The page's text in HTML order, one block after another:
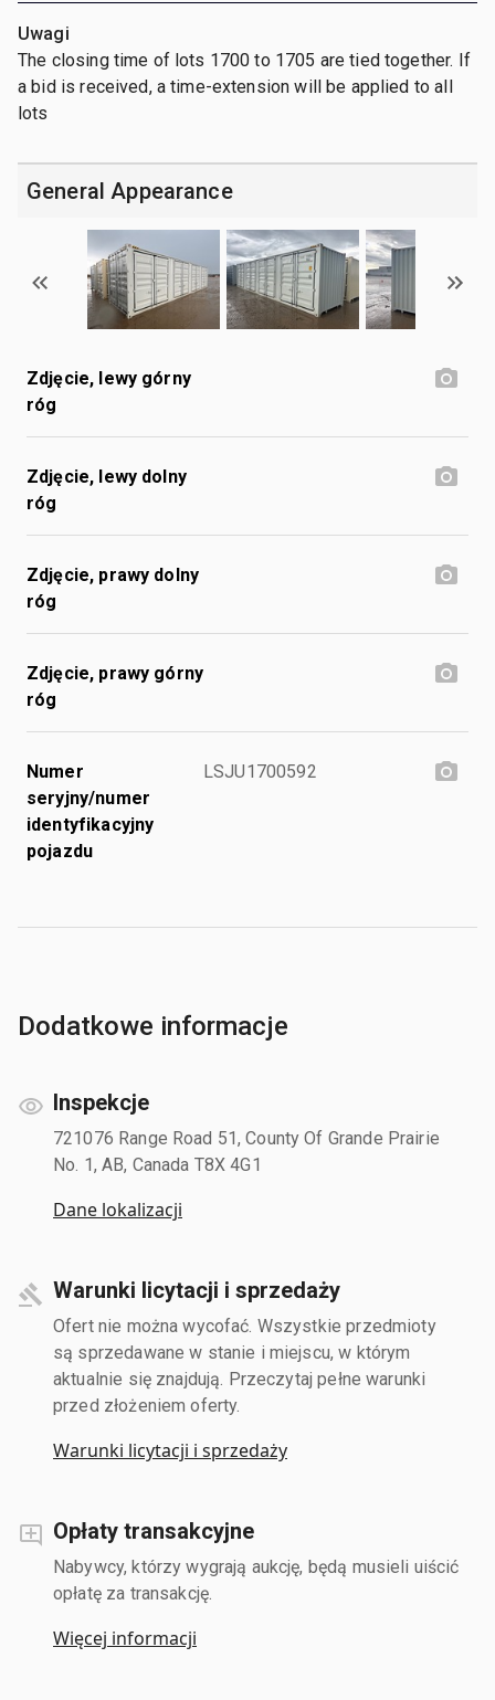
Uwagi
The closing time of lots 1700 to 1705 are tied together. If
a bid is received, a time-extension will be applied to all
lots
General Appearance
Zdjęcie, lewy górny
róg
Zdjęcie, lewy dolny
róg
Zdjęcie, prawy dolny
róg
Zdjęcie, prawy górny
róg
Numer
seryjny/numer
identyfikacyjny
pojazdu
LSJU1700592
Dodatkowe informacje
Inspekcje
721076 Range Road 51, County Of Grande Prairie
No. 1, AB, Canada T8X 4G1
Dane lokalizacji
Warunki licytacji i sprzedaży
Ofert nie można wycofać. Wszystkie przedmioty
są sprzedawane w stanie i miejscu, w którym
aktualnie się znajdują. Przeczytaj pełne warunki
przed złożeniem oferty.
Warunki licytacji i sprzedaży
Opłaty transakcyjne
Nabywcy, którzy wygrają aukcję, będą musieli uiścić
opłatę za transakcję.
Więcej informacji